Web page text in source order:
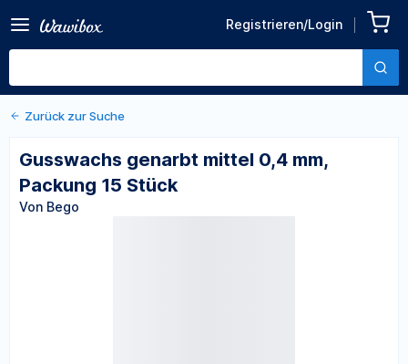
Registrieren/Login
0,4 mm, Packung 15 Stück
Von Bego
Zurück zu den Produktdetails
Zurück zur Suche
Gusswachs genarbt mittel 0,4 mm,
Packung 15 Stück
Von Bego